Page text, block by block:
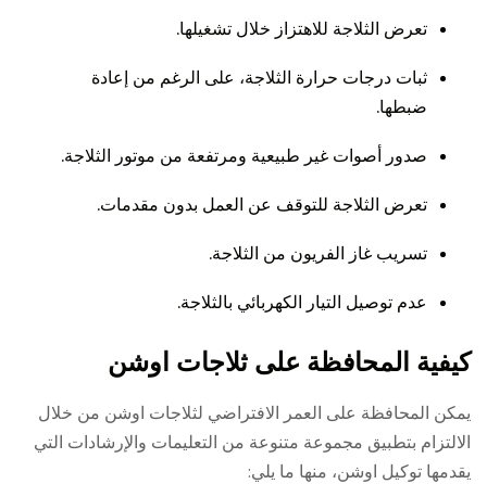
تعرض الثلاجة للاهتزاز خلال تشغيلها.
ثبات درجات حرارة الثلاجة، على الرغم من إعادة
ضبطها.
صدور أصوات غير طبيعية ومرتفعة من موتور الثلاجة.
تعرض الثلاجة للتوقف عن العمل بدون مقدمات.
تسريب غاز الفريون من الثلاجة.
عدم توصيل التيار الكهربائي بالثلاجة.
كيفية المحافظة على ثلاجات اوشن
يمكن المحافظة على العمر الافتراضي لثلاجات اوشن من خلال
الالتزام بتطبيق مجموعة متنوعة من التعليمات والإرشادات التي
يقدمها توكيل اوشن، منها ما يلي: